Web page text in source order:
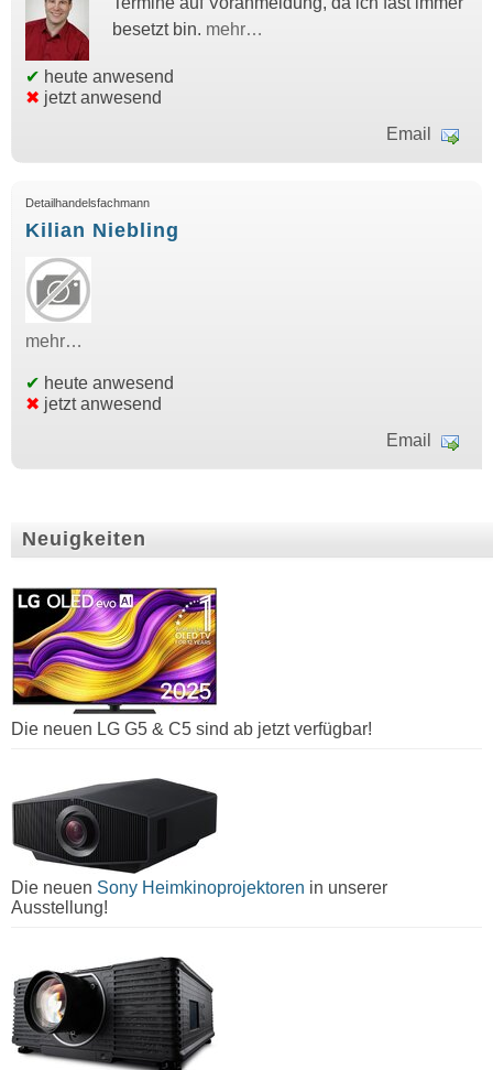
besetzt bin. mehr…
✔ heute anwesend
✖ jetzt anwesend
Email
Detailhandelsfachmann
Kilian Niebling
mehr…
✔ heute anwesend
✖ jetzt anwesend
Email
Neuigkeiten
Die neuen LG G5 & C5 sind ab jetzt verfügbar!
Die neuen Sony Heimkinoprojektoren in unserer
Ausstellung!